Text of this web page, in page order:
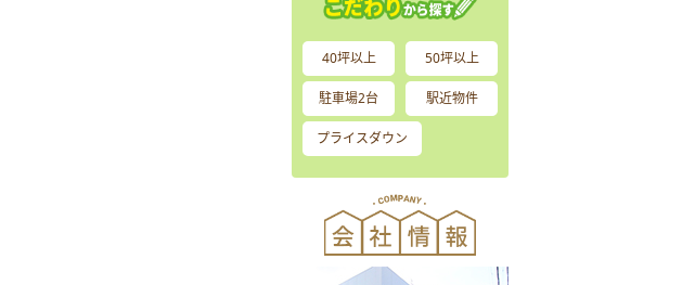
40坪以上 50坪以上
駐車場2台 駅近物件
プライスダウン